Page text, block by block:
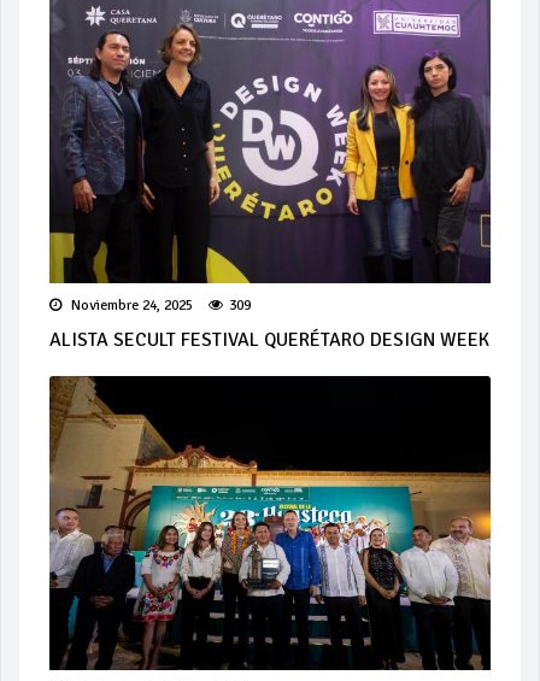
Noviembre 24, 2025 309
ALISTA SECULT FESTIVAL QUERÉTARO DESIGN WEEK